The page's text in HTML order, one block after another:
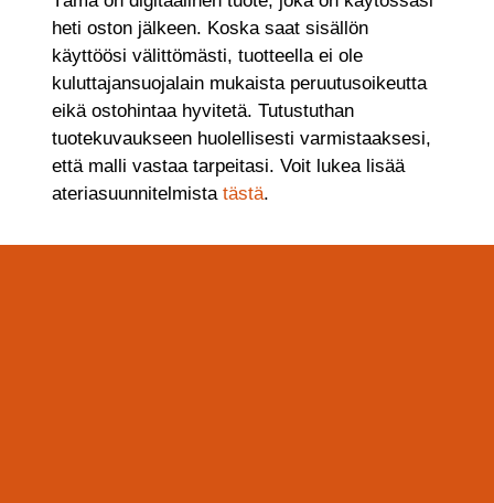
heti oston jälkeen. Koska saat sisällön
käyttöösi välittömästi, tuotteella ei ole
kuluttajansuojalain mukaista peruutusoikeutta
eikä ostohintaa hyvitetä. Tutustuthan
tuotekuvaukseen huolellisesti varmistaaksesi,
että malli vastaa tarpeitasi. Voit lukea lisää
ateriasuunnitelmistatästä.